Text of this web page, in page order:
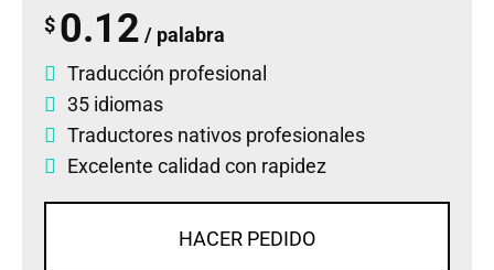
$ 0.12 / palabra
Traducción profesional
35 idiomas
Traductores nativos profesionales
Excelente calidad con rapidez
HACER PEDIDO